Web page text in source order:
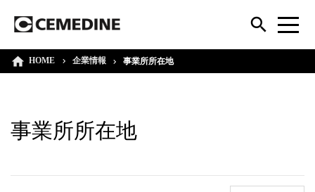
HOME 企業情報 事業所所在地
事業所所在地